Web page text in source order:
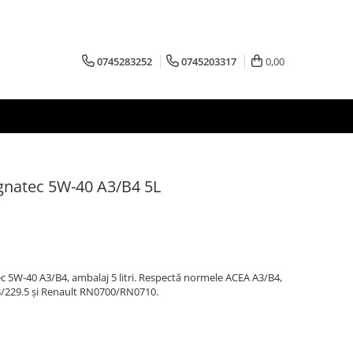
0745283252 0745203317 0,00
5W-40 A3/B4 5L
40 A3/B4, ambalaj 5 litri. Respectă normele ACEA A3/B4,
229.5 și Renault RN0700/RN0710.